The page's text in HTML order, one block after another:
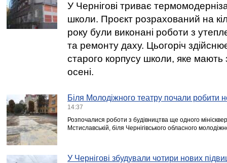
У Чернігові триває
школи. Проєкт розрахований на
року були виконані роботи з
та ремонту даху. Цьогоріч
старого корпусу школи, яке мають
осені.
Біля Молодіжного театру почали робити
14:37
Розпочалися роботи з будівництва ще одного
Мстиславській, біля Чернігівського обласного
У Чернігові збудували чотири нових